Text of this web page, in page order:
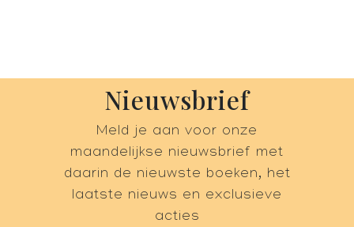
Nieuwsbrief
Meld je aan voor onze
maandelijkse nieuwsbrief met
daarin de nieuwste boeken, het
laatste nieuws en exclusieve
acties